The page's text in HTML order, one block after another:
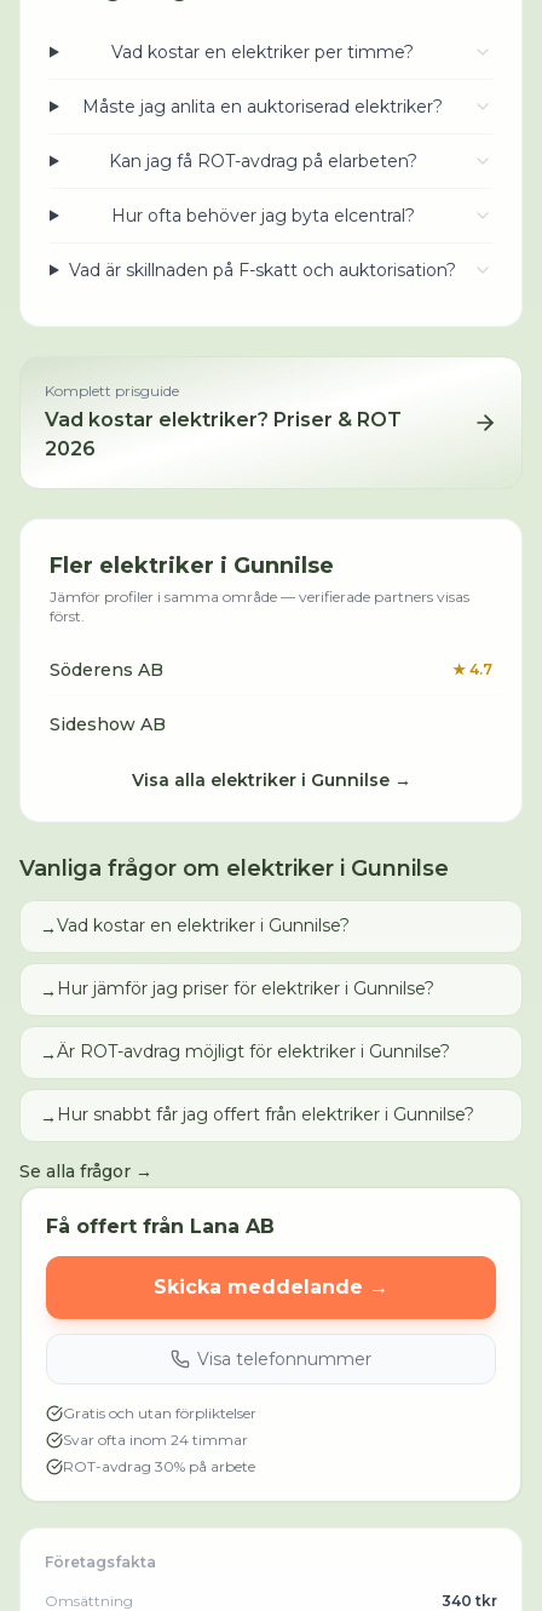
Vad kostar en elektriker per timme?
Måste jag anlita en auktoriserad elektriker?
Kan jag få ROT-avdrag på elarbeten?
Hur ofta behöver jag byta elcentral?
Vad är skillnaden på F-skatt och auktorisation?
Komplett prisguide
Vad kostar elektriker? Priser & ROT
2026
Fler elektriker i Gunnilse
Jämför profiler i samma område — verifierade partners visas
först.
Söderens AB ★ 4.7
Sideshow AB
Visa alla elektrikeri Gunnilse→
Vanliga frågor om elektriker i Gunnilse
→Vad kostar en elektriker i Gunnilse?
→ Hur jämför jag priser för elektriker i Gunnilse?
→Är ROT-avdrag möjligt för elektriker i Gunnilse?
→ Hur snabbt får jag offert från elektriker i Gunnilse?
Se alla frågor →
Få offert från Lana AB
Skicka meddelande →
Visa telefonnummer
Gratis och utan förpliktelser
Svar ofta inom 24 timmar
ROT-avdrag 30% på arbete
Företagsfakta
Omsättning 340 tkr